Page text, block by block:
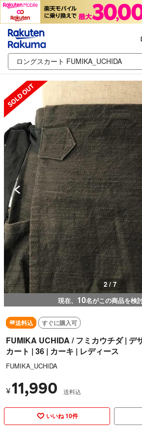
SOLD OUT
3 / 7
現在、 10名がこの商品を検
送料込 すぐに購入可
FUMIKA UCHIDA / フミカウチダ | デ
カート | 36 | カーキ | レディース
FUMIKA_UCHIDA
¥11,990 送料込
いいね 10件